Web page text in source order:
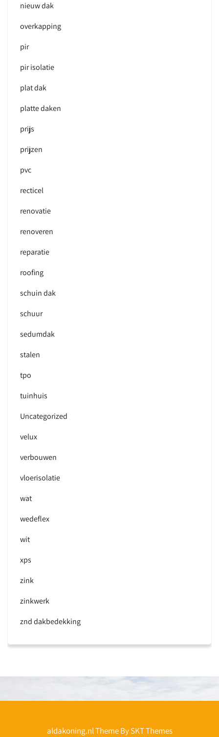
nieuw dak
overkapping
pir
pir isolatie
plat dak
platte daken
prijs
prijzen
pvc
recticel
renovatie
renoveren
reparatie
roofing
schuin dak
schuur
sedumdak
stalen
tpo
tuinhuis
Uncategorized
velux
verbouwen
vloerisolatie
wat
wedeflex
wit
xps
zink
zinkwerk
znd dakbedekking
aldakoning.nl Theme By SKT Themes